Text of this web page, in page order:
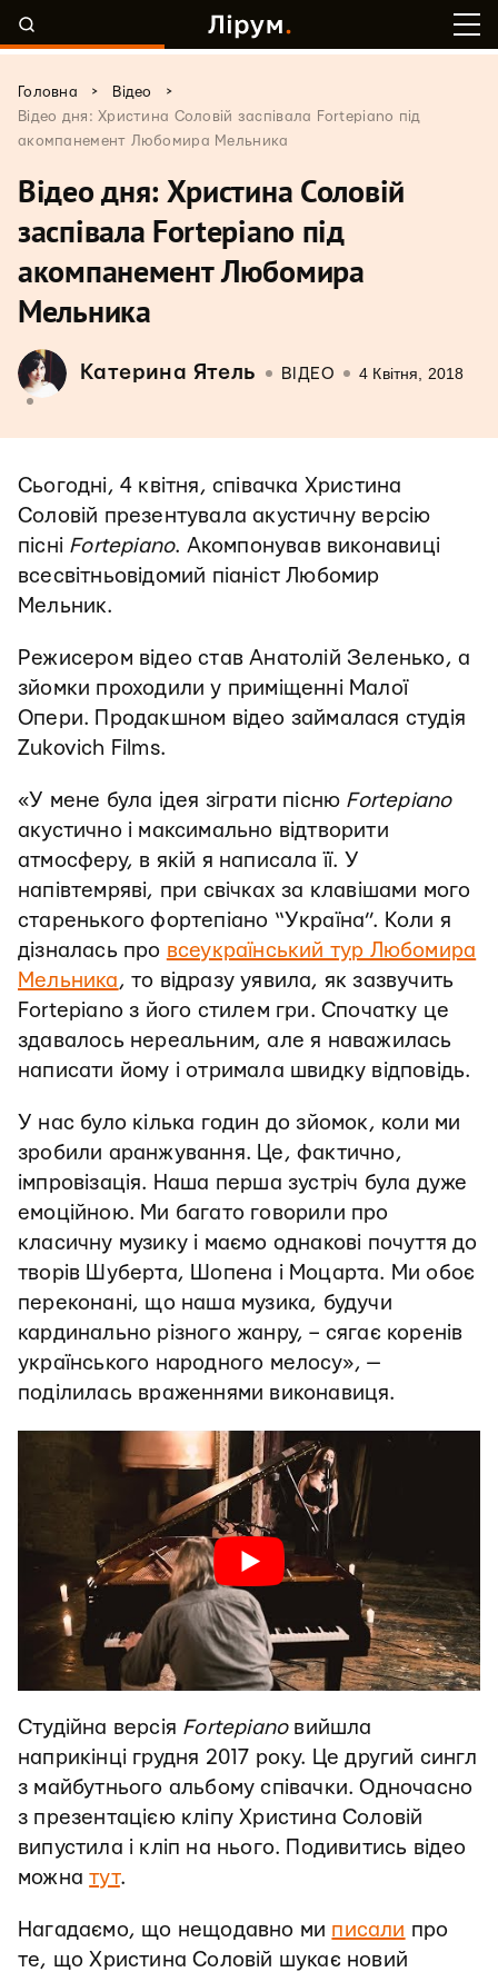
Головна > Відео
>
Відео дня: Христина Соловій заспівала Fortepiano під
акомпанемент Любомира Мельника
Відео дня: Христина Соловій
заспівала Fortepiano під
акомпанемент Любомира
Мельника
Катерина Ятель ВІДЕО 4 Квітня, 2018
Сьогодні, 4 квітня, співачка Христина
Соловій презентувала акустичну версію
пісні Fortepiano. Акомпонував виконавиці
всесвітньовідомий піаніст Любомир
Мельник.
Режисером відео став Анатолій Зеленько, а
зйомки проходили у приміщенні Малої
Опери. Продакшном відео займалася студія
Zukovich Films.
«У мене була ідея зіграти пісню Fortepiano
акустично і максимально відтворити
атмосферу, в якій я написала її. У
напівтемряві, при свічках за клавішами мого
старенького фортепіано “Україна”. Коли я
дізналась про всеукраїнський тур Любомира
Мельника, то відразу уявила, як зазвучить
Fortepiano з його стилем гри. Спочатку це
здавалось нереальним, але я наважилась
написати йому і отримала швидку відповідь.
У нас було кілька годин до зйомок, коли ми
зробили аранжування. Це, фактично,
імпровізація. Наша перша зустріч була дуже
емоційною. Ми багато говорили про
класичну музику і маємо однакові почуття до
творів Шуберта, Шопена і Моцарта. Ми обоє
переконані, що наша музика, будучи
кардинально різного жанру, – сягає коренів
українського народного мелосу», —
поділилась враженнями виконавиця.
Студійна версія Fortepianoвийшла
наприкінці грудня 2017 року. Це другий сингл
з майбутнього альбому співачки. Одночасно
з презентацією кліпу Христина Соловій
випустила і кліп на нього. Подивитись відео
можнатут.
Нагадаємо, що нещодавно ми писали про
те, що Христина Соловій шукає новий